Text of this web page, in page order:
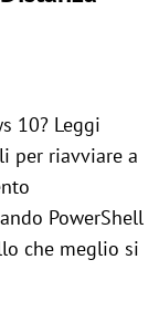
10? Leggi
per riavviare a
PowerShell
che meglio si